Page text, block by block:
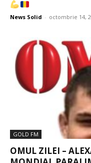
News Solid - octombrie 14,
GOLD FM
OMUL ZILEI –